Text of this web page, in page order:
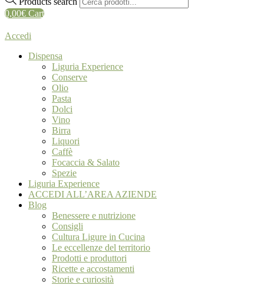
0,00€ Cart
Accedi
Dispensa
Liguria Experience
Conserve
Olio
Pasta
Dolci
Vino
Birra
Liquori
Caffè
Focaccia & Salato
Spezie
Liguria Experience
ACCEDI ALL’AREA AZIENDE
Blog
Benessere e nutrizione
Consigli
Cultura Ligure in Cucina
Le eccellenze del territorio
Prodotti e produttori
Ricette e accostamenti
Storie e curiosità